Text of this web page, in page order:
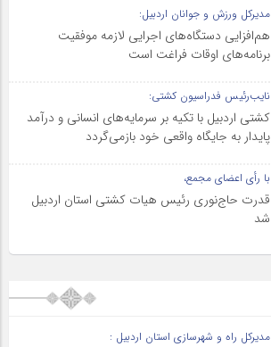
مدیرکل ورزش و جوانان اردبیل:
هم‌افزایی دستگاه‌های اجرایی لازمه موفقیت
برنامه‌های اوقات فراغت است
نایب‌رئیس فدراسیون کشتی:
کشتی اردبیل با تکیه بر سرمایه‌های انسانی و درآمد
پایدار به جایگاه واقعی خود بازمی‌گردد
با رأی اعضای مجمع،
قدرت حاج‌نوری رئیس هیات کشتی استان اردبیل
شد
مدیرکل راه و شهرسازی استان اردبیل :